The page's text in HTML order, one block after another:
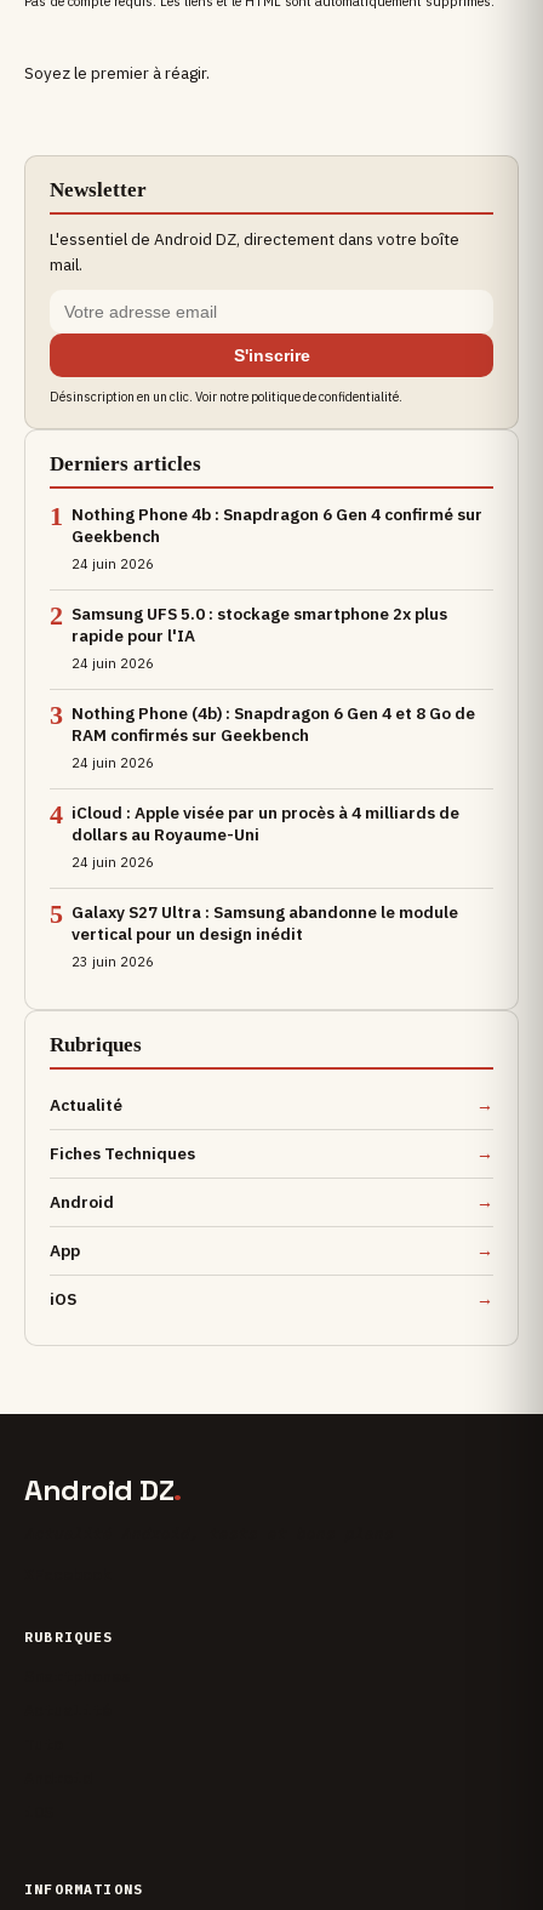
Soyez le premier à réagir.
Newsletter
L'essentiel de Android DZ, directement dans votre boîte
mail.
S'inscrire
Désinscription en un clic. Voir notre politique de confidentialité.
Derniers articles
1 Nothing Phone 4b : Snapdragon 6 Gen 4 confirmé sur
Geekbench
24 juin 2026
2 Samsung UFS 5.0 : stockage smartphone 2x plus
rapide pour l'IA
24 juin 2026
3 Nothing Phone (4b) : Snapdragon 6 Gen 4 et 8 Go de
RAM confirmés sur Geekbench
24 juin 2026
4 iCloud : Apple visée par un procès à 4 milliards de
dollars au Royaume-Uni
24 juin 2026
5 Galaxy S27 Ultra : Samsung abandonne le module
vertical pour un design inédit
23 juin 2026
Rubriques
Actualité
Fiches Techniques
Android
App
iOS
Android DZ.
RUBRIQUES
INFORMATIONS